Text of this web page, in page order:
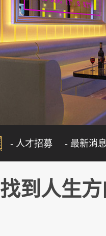
- 人才招募 - 最新消息
找到人生